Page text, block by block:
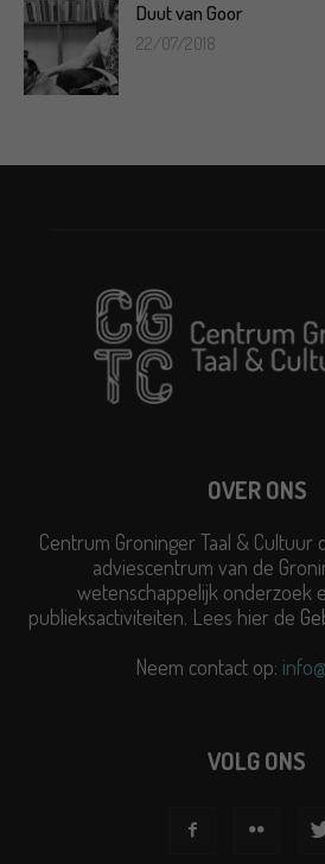
Duut van Goor
22/07/2018
OVER ONS
Centrum Groninger Taal & Cultuur
adviescentrum van de
wetenschappelijk onderzoek
publieksactiviteiten. Lees hier de
Neem contact op:
VOLG ONS